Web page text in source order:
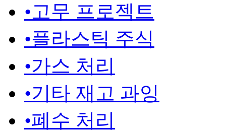
•고무 프로젝트
•플라스틱 주식
•가스 처리
•기타 재고 과잉
•폐수 처리